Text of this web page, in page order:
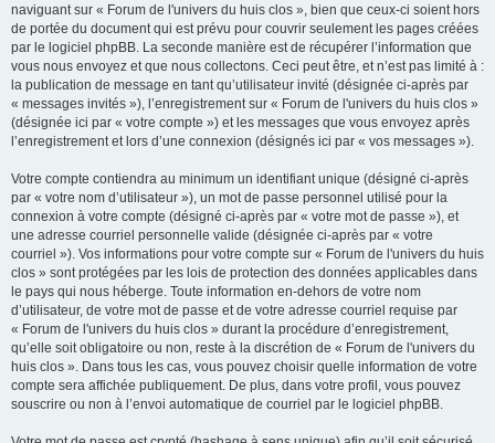
naviguant sur « Forum de l'univers du huis clos », bien que ceux-ci soient hors
de portée du document qui est prévu pour couvrir seulement les pages créées
par le logiciel phpBB. La seconde manière est de récupérer l’information que
vous nous envoyez et que nous collectons. Ceci peut être, et n’est pas limité à :
la publication de message en tant qu’utilisateur invité (désignée ci-après par
« messages invités »), l’enregistrement sur « Forum de l'univers du huis clos »
(désignée ici par « votre compte ») et les messages que vous envoyez après
l’enregistrement et lors d’une connexion (désignés ici par « vos messages »).
Votre compte contiendra au minimum un identifiant unique (désigné ci-après
par « votre nom d’utilisateur »), un mot de passe personnel utilisé pour la
connexion à votre compte (désigné ci-après par « votre mot de passe »), et
une adresse courriel personnelle valide (désignée ci-après par « votre
courriel »). Vos informations pour votre compte sur « Forum de l'univers du huis
clos » sont protégées par les lois de protection des données applicables dans
le pays qui nous héberge. Toute information en-dehors de votre nom
d’utilisateur, de votre mot de passe et de votre adresse courriel requise par
« Forum de l'univers du huis clos » durant la procédure d’enregistrement,
qu’elle soit obligatoire ou non, reste à la discrétion de « Forum de l'univers du
huis clos ». Dans tous les cas, vous pouvez choisir quelle information de votre
compte sera affichée publiquement. De plus, dans votre profil, vous pouvez
souscrire ou non à l’envoi automatique de courriel par le logiciel phpBB.